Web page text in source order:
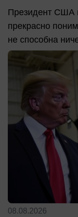
Президент США
прекрасно
не способна
08.08.2026